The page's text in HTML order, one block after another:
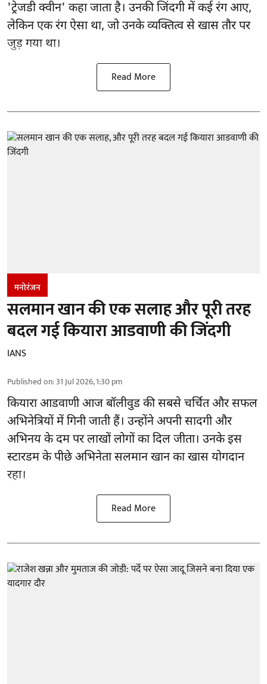
'ट्रेजडी क्वीन' कहा जाता है। उनकी जिंदगी में कई रंग आए,
लेकिन एक रंग ऐसा था, जो उनके व्यक्तित्व से खास तौर पर
जुड़ गया था।
Read More
मनोरंजन
सलमान खान की एक सलाह और पूरी तरह
बदल गई कियारा आडवाणी की जिंदगी
IANS
Published on:31 Jul 2026, 1:30 pm
कियारा आडवाणी आज बॉलीवुड की सबसे चर्चित और सफल
अभिनेत्रियों में गिनी जाती हैं। उन्होंने अपनी सादगी और
अभिनय के दम पर लाखों लोगों का दिल जीता। उनके इस
स्टारडम के पीछे अभिनेता सलमान खान का खास योगदान
रहा।
Read More